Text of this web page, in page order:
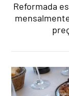
Reformada